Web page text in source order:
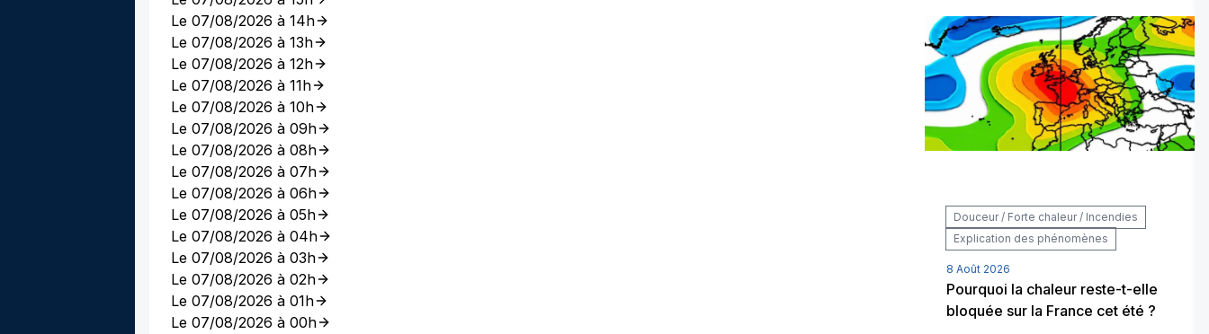
Le 07/08/2026 à 14h
Le 07/08/2026 à 13h
Le 07/08/2026 à 12h
Le 07/08/2026 à 11h
Le 07/08/2026 à 10h
Le 07/08/2026 à 09h
Le 07/08/2026 à 08h
Le 07/08/2026 à 07h
Le 07/08/2026 à 06h
Le 07/08/2026 à 05h
Le 07/08/2026 à 04h
Le 07/08/2026 à 03h
Le 07/08/2026 à 02h
Le 07/08/2026 à 01h
Le 07/08/2026 à 00h
Douceur / Forte chaleur / Incendies
Explication des phénomènes
8 Août 2026
Pourquoi la chaleur reste-t-elle
bloquée sur la France cet été ?